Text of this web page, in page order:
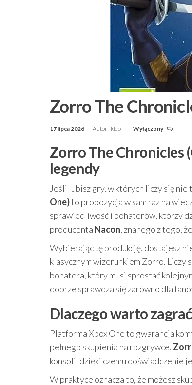
Zorro The
17 lipca 2026 Autor kleo Wyłączony
Zorro The Chronicles
legendy
Jeśli lubisz gry, w których liczy się
One)to propozycja w sam raz na
sprawiedliwość i bohaterów, którzy
producenta Nacon, znanego z tego,
Wybierając tę produkcję, dostajesz
klasycznym wizerunkiem Zorro.
bohatera, który musi sprostać
dobrze sprawdza się zarówno dla
Dlaczego warto
Platforma Xbox One to gwarancja
pełnego skupienia na rozgrywce.
konsoli, dzięki czemu doświadczenie
W praktyce oznacza to, że możesz